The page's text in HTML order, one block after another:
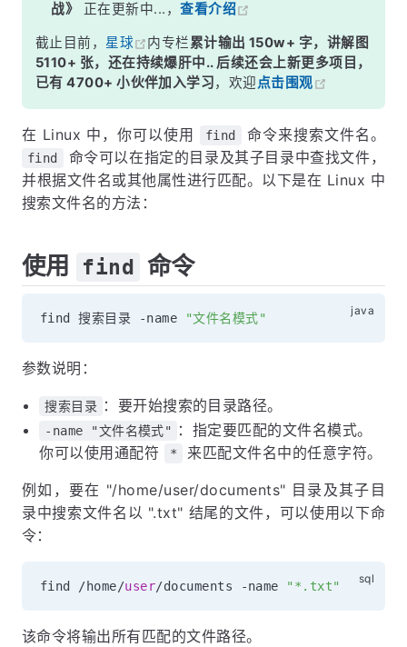
战》
正在更新中...，查看介绍
截止目前， 星球 内专栏累计输出 150w+ 字，讲解图
5110+ 张，还在持续爆肝中.. 后续还会上新更多项目，
已有 4700+ 小伙伴加入学习，欢迎点击围观
在 Linux 中，你可以使用 find 命令来搜索文件名。
find
命令可以在指定的目录及其子目录中查找文件，
并根据文件名或其他属性进行匹配。以下是在 Linux 中
搜索文件名的方法：
使用 find 命令
find 搜索目录 -name "文件名模式"
参数说明：
搜索目录 ：要开始搜索的目录路径。
-name "文件名模式"
：指定要匹配的文件名模式。
你可以使用通配符
* 来匹配文件名中的任意字符。
例如，要在 "/home/user/documents" 目录及其子目
录中搜索文件名以 ".txt" 结尾的文件，可以使用以下命
令：
find /home/user/documents -name "*.txt"
该命令将输出所有匹配的文件路径。